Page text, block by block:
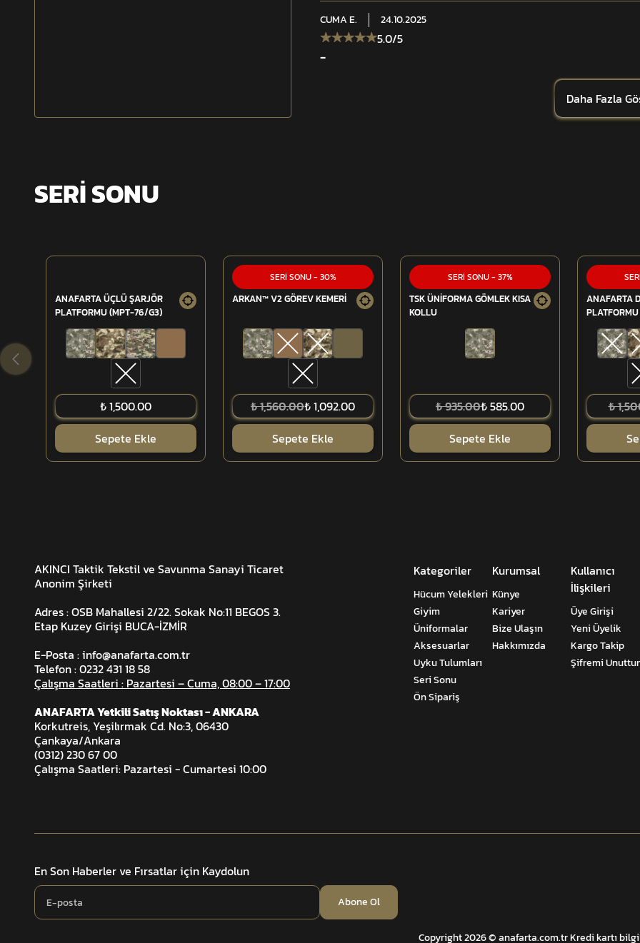
CUMAE. 24.10.2025
5.0/5
-
Daha Fazla
SERİ SONU
ANAFARTA ÜÇLÜ ŞARJÖR
PLATFORMU (MPT-76/G3)
₺ 1,500.00
Sepete Ekle
SERİ SONU- 30%
ARKAN™ V2 GÖREV KEMERİ
₺ 1,560.00₺ 1,092.00
Sepete Ekle
SERİ SONU- 37%
TSK ÜNİFORMA GÖMLEK KISA
KOLLU
₺ 935.00₺ 585.00
Sepete Ekle
ANAFARTA
₺
AKINCI Taktik Tekstil ve Savunma Sanayi Ticaret
Anonim Şirketi
Adres : OSB Mahallesi 2/22. Sokak No:11 BEGOS 3.
Etap Kuzey Girişi BUCA-İZMİR
E-Posta :info@anafarta.com.tr
Telefon : 0232 431 18 58
Çalışma Saatleri : Pazartesi – Cuma, 08:00 – 17:00
ANAFARTA Yetkili Satış Noktası - ANKARA
Korkutreis, Yeşilırmak Cd. No:3, 06430
Çankaya/Ankara
(0312) 230 67 00
Çalışma Saatleri: Pazartesi - Cumartesi 10:00
Kategoriler
Hücum Yelekleri
Giyim
Üniformalar
Aksesuarlar
Uyku Tulumları
Seri Sonu
Ön Sipariş
Kurumsal
Künye
Kariyer
Bize Ulaşın
Hakkımızda
Kullanıcı
İlişkileri
Üye Girişi
Yeni Üyelik
Kargo Takip
Şifremi
En Son Haberler ve Fırsatlar için Kaydolun
Abone Ol
Copyright 2026 © anafarta.com.tr Kredi kartı